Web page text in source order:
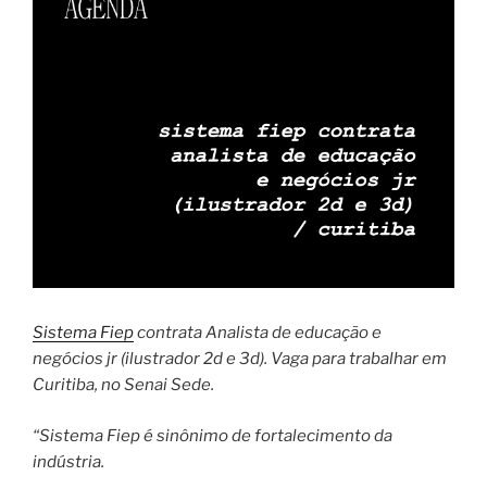
Sistema Fiepcontrata Analista de educação e
negócios jr (ilustrador 2d e 3d). Vaga para trabalhar em
Curitiba, no Senai Sede.
“Sistema Fiep é sinônimo de fortalecimento da
indústria.